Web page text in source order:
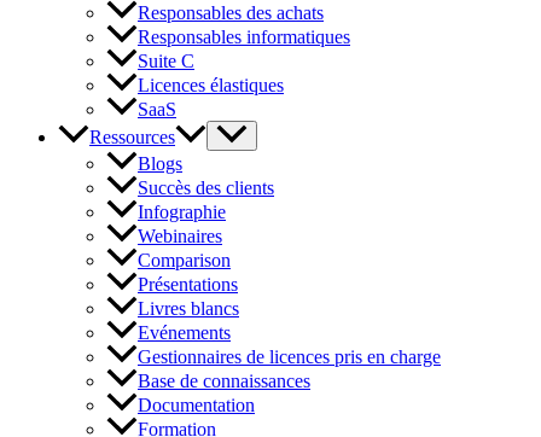
Responsables des achats
Responsables informatiques
Suite C
Licences élastiques
SaaS
Ressources
Blogs
Succès des clients
Infographie
Webinaires
Comparison
Présentations
Livres blancs
Evénements
Gestionnaires de licences pris en charge
Base de connaissances
Documentation
Formation